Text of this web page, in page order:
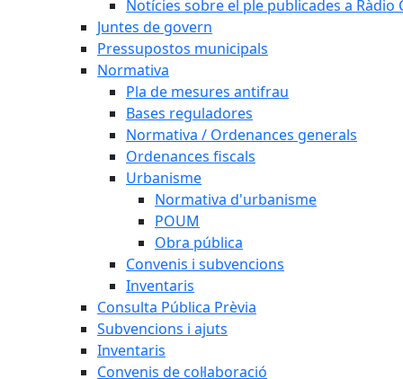
Notícies sobre el ple publicades a Ràdio
Juntes de govern
Pressupostos municipals
Normativa
Pla de mesures antifrau
Bases reguladores
Normativa / Ordenances generals
Ordenances fiscals
Urbanisme
Normativa d'urbanisme
POUM
Obra pública
Convenis i subvencions
Inventaris
Consulta Pública Prèvia
Subvencions i ajuts
Inventaris
Convenis de col·laboració